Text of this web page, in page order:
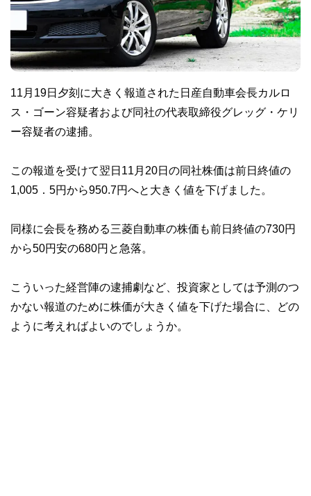
11月19日夕刻に大きく報道された日産自動車会長カルロ
ス・ゴーン容疑者および同社の代表取締役グレッグ・ケリ
ー容疑者の逮捕。
この報道を受けて翌日11月20日の同社株価は前日終値の
1,005．5円から950.7円へと大きく値を下げました。
同様に会長を務める三菱自動車の株価も前日終値の730円
から50円安の680円と急落。
こういった経営陣の逮捕劇など、投資家としては予測のつ
かない報道のために株価が大きく値を下げた場合に、どの
ように考えればよいのでしょうか。